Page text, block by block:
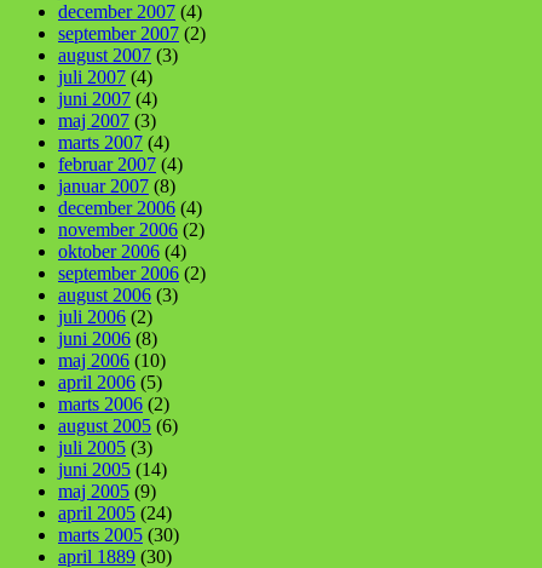
december 2007 (4)
september 2007 (2)
august 2007 (3)
juli 2007 (4)
juni 2007 (4)
maj 2007 (3)
marts 2007 (4)
februar 2007 (4)
januar 2007 (8)
december 2006 (4)
november 2006 (2)
oktober 2006 (4)
september 2006 (2)
august 2006 (3)
juli 2006 (2)
juni 2006 (8)
maj 2006 (10)
april 2006 (5)
marts 2006 (2)
august 2005 (6)
juli 2005 (3)
juni 2005 (14)
maj 2005 (9)
april 2005 (24)
marts 2005 (30)
april 1889 (30)